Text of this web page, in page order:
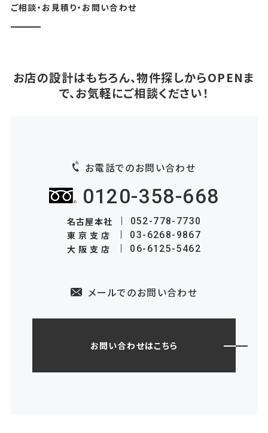
ご相談・お見積り・お問い合わせ
お店の設計はもちろん、物件探しからOPENま
で、お気軽にご相談ください！
お電話でのお問い合わせ
0120-358-668
名古屋本社 052-778-7730
東京支店 03-6268-9867
大阪支店 06-6125-5462
メールでのお問い合わせ
お問い合わせはこちら